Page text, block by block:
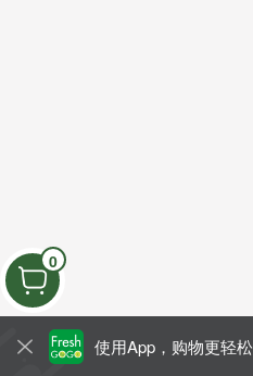
0
使用App，购物更轻松